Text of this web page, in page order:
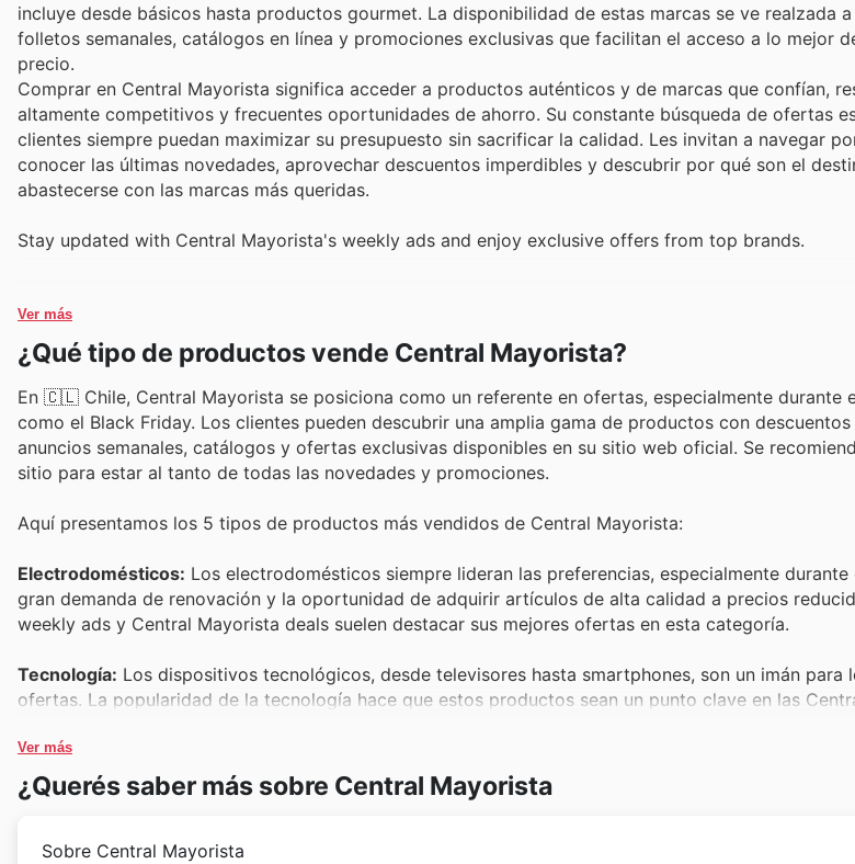
incluye desde básicos hasta productos gourmet. La disponibilidad de estas marcas se ve realzada
folletos semanales, catálogos en línea y promociones exclusivas que facilitan el acceso a lo mejor
precio.
Comprar en Central Mayorista significa acceder a productos auténticos y de marcas que confían,
altamente competitivos y frecuentes oportunidades de ahorro. Su constante búsqueda de ofertas
clientes siempre puedan maximizar su presupuesto sin sacrificar la calidad. Les invitan a navegar
conocer las últimas novedades, aprovechar descuentos imperdibles y descubrir por qué son el
abastecerse con las marcas más queridas.
Stay updated with Central Mayorista's weekly ads and enjoy exclusive offers from top brands.
Ver más
¿Qué tipo de productos vende Central Mayorista?
En 🇨🇱 Chile, Central Mayorista se posiciona como un referente en ofertas, especialmente durante
como el Black Friday. Los clientes pueden descubrir una amplia gama de productos con
anuncios semanales, catálogos y ofertas exclusivas disponibles en su sitio web oficial. Se
sitio para estar al tanto de todas las novedades y promociones.
Aquí presentamos los 5 tipos de productos más vendidos de Central Mayorista:
Electrodomésticos: Los electrodomésticos siempre lideran las preferencias, especialmente
gran demanda de renovación y la oportunidad de adquirir artículos de alta calidad a precios
weekly ads y Central Mayorista deals suelen destacar sus mejores ofertas en esta categoría.
Tecnología: Los dispositivos tecnológicos, desde televisores hasta smartphones, son un imán para
ofertas. La popularidad de la tecnología hace que estos productos sean un punto clave en las
Muebles y Hogar: Renovar el hogar es una prioridad para muchos, y las Central Mayorista offers en
decoración ofrecen la oportunidad perfecta. Estos productos son consistentemente populares, y su
Ver más
¿Querés saber más sobre Central Mayorista
Sobre Central Mayorista